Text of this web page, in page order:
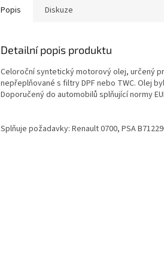
Popis Diskuze
Detailní popis produktu
Celoroční syntetický motorový olej, určený
nepřeplňované s filtry DPF nebo TWC. Olej
Doporučený do automobilů splňující normy
Splňuje požadavky: Renault 0700, PSA